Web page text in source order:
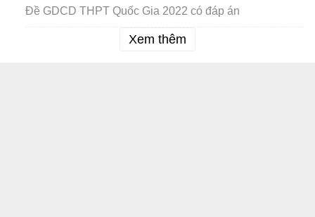
Đề GDCD THPT Quốc Gia 2022 có đáp án
Xem thêm